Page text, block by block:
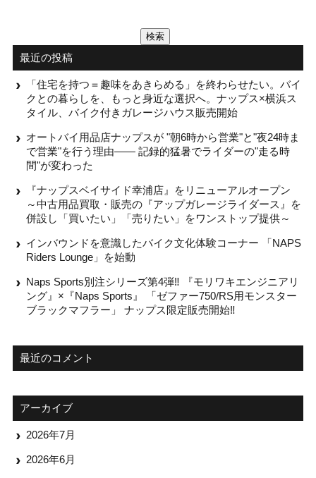
索:
最近の投稿
「住宅を持つ＝趣味をあきらめる」を終わらせたい。バイ
クとの暮らしを、もっと身近な選択へ。ナップス×横浜ス
タイル、バイク付きガレージハウス販売開始
オートバイ用品店ナップスが "朝6時から営業"と"夜24時ま
で営業"を行う理由—— 記録的猛暑でライダーの"走る時
間"が変わった
『ナップスベイサイド幸浦店』をリニューアルオープン
～中古用品買取・販売の『アップガレージライダース』を
併設し「買いたい」「売りたい」をワンストップ提供～
インバウンドを意識したバイク文化体験コーナー 「NAPS
Riders Lounge」を始動
Naps Sports別注シリーズ第4弾‼ 『モリワキエンジニアリ
ング』×『Naps Sports』 「ゼファー750/RS用モンスター
ブラックマフラー」 ナップス限定販売開始‼
最近のコメント
アーカイブ
2026年7月
2026年6月